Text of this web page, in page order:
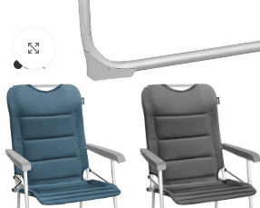
Click to enlarge